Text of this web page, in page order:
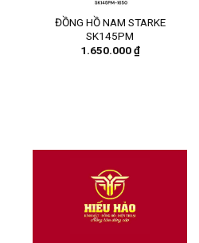
ĐỒNG HỒ NAM STARKE
SK145PM
1.650.000₫